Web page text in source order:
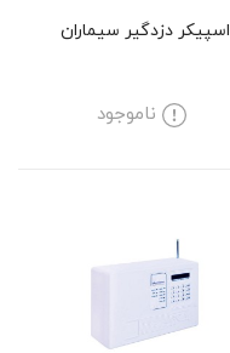
اسپیکر دزدگیر سیماران
ناموجود